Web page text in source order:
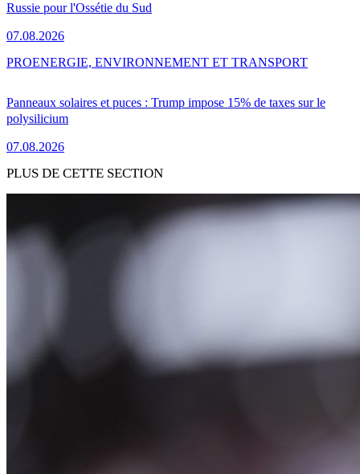
Russie pour l'Ossétie du Sud
07.08.2026
Panneaux solaires et puces : Trump impose 15% de taxes sur le
polysilicium
07.08.2026
PROENERGIE, ENVIRONNEMENT ET TRANSPORT
PLUS DE CETTE SECTION